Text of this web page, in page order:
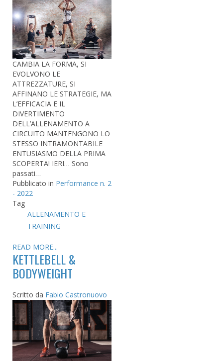
CAMBIA LA FORMA, SI
EVOLVONO LE
ATTREZZATURE, SI
AFFINANO LE STRATEGIE, MA
L’EFFICACIA E IL
DIVERTIMENTO
DELL’ALLENAMENTO A
CIRCUITO MANTENGONO LO
STESSO INTRAMONTABILE
ENTUSIASMO DELLA PRIMA
SCOPERTA! IERI… Sono
passati…
Pubblicato in Performance n. 2
- 2022
Tag
ALLENAMENTO E
TRAINING
READ MORE...
KETTLEBELL &
BODYWEIGHT
Scritto da Fabio Castronuovo